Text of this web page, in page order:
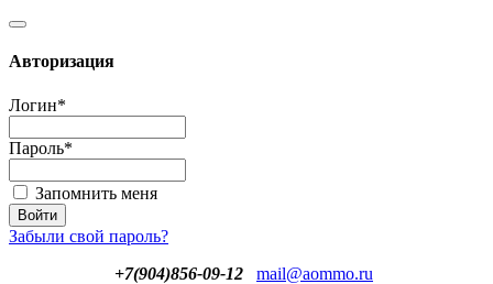
Авторизация
Логин*
Пароль*
Запомнить меня
Забыли свой пароль?
+7(904)856-09-12
mail@aommo.ru